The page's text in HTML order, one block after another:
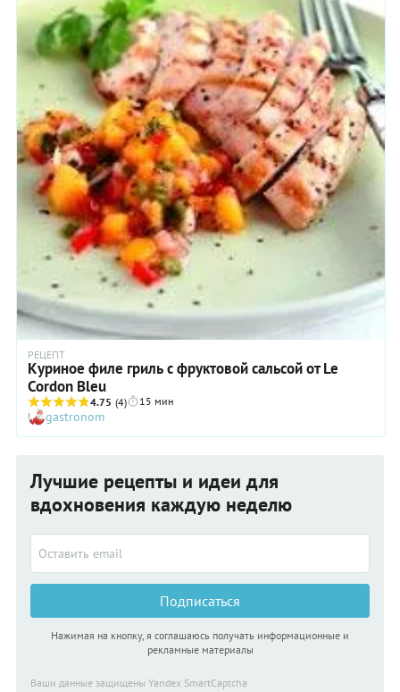
РЕЦЕПТ
Куриное филе гриль с фруктовой сальсой от Le
Cordon Bleu
4.75 (4) 15 мин
gastronom
Лучшие рецепты и идеи для
вдохновения каждую неделю
Подписаться
Нажимая на кнопку, я соглашаюсь получать информационные и
рекламные материалы
Ваши данные защищены Yandex SmartCaptcha